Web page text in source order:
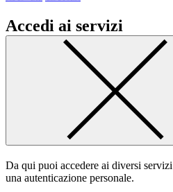
Accedi ai servizi
Da qui puoi accedere ai diversi
una autenticazione personale.